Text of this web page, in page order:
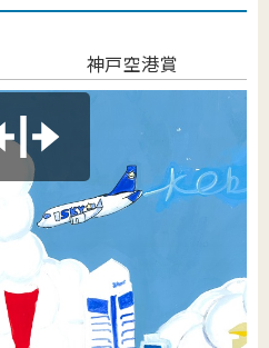
神戸空港賞